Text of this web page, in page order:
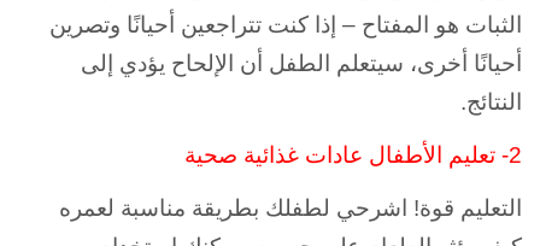
الثبات هو المفتاح – إذا كنت تتراجعين أحيانًا وتصرين
أحيانًا أخرى، سيتعلم الطفل أن الإلحاح يؤدي إلى
النتائج.
2- تعليم الأطفال عادات غذائية صحية
التعليم قوة! اشرحي لطفلك بطريقة مناسبة لعمره